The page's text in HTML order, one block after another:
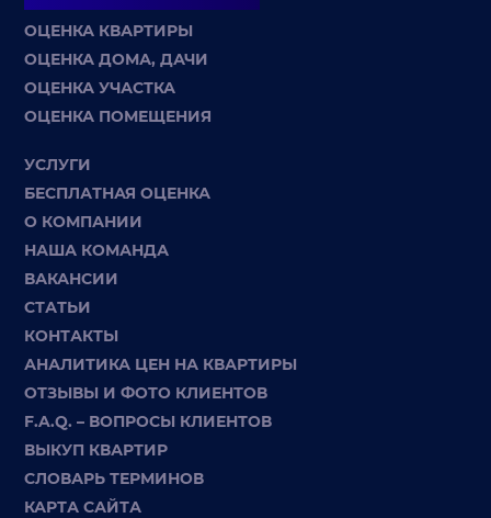
ОЦЕНКА КВАРТИРЫ
ОЦЕНКА ДОМА, ДАЧИ
ОЦЕНКА УЧАСТКА
ОЦЕНКА ПОМЕЩЕНИЯ
УСЛУГИ
БЕСПЛАТНАЯ ОЦЕНКА
О КОМПАНИИ
НАША КОМАНДА
ВАКАНСИИ
СТАТЬИ
КОНТАКТЫ
АНАЛИТИКА ЦЕН НА КВАРТИРЫ
ОТЗЫВЫ И ФОТО КЛИЕНТОВ
F.A.Q. – ВОПРОСЫ КЛИЕНТОВ
ВЫКУП КВАРТИР
СЛОВАРЬ ТЕРМИНОВ
КАРТА САЙТА